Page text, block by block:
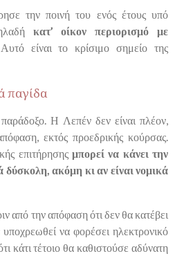
την ποινή του ενός έτους υπό
κατ’ οίκον περιορισμό με
Αυτό είναι το κρίσιμο σημείο της
παγίδα
Η Λεπέν δεν είναι πλέον,
εκτός προεδρικής κούρσας.
επιτήρησης μπορεί να κάνει την
ακόμη κι αν είναι νομικά
από την απόφαση ότι δεν θα κατέβει
υποχρεωθεί να φορέσει ηλεκτρονικό
κάτι τέτοιο θα καθιστούσε αδύνατη